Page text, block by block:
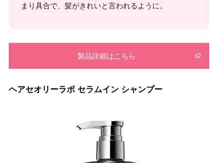
まり具合で、髪がきれいと言われるように。
製品詳細はこちら
ヘアセオリーラボ セラムイン シャンプー